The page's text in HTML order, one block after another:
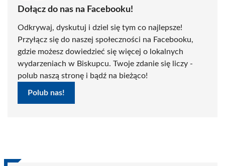
Dołącz do nas na Facebooku!
Odkrywaj, dyskutuj i dziel się tym co najlepsze!
Przyłącz się do naszej społeczności na Facebooku,
gdzie możesz dowiedzieć się więcej o lokalnych
wydarzeniach w Biskupcu. Twoje zdanie się liczy -
polub naszą stronę i bądź na bieżąco!
Polub nas!